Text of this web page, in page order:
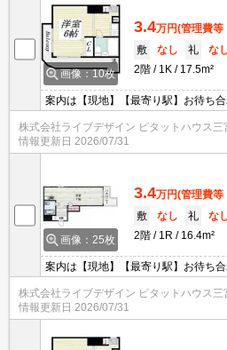
画像：10枚
3.4万円(管理費等
敷
なし 礼
な
2階
1K 17.5m²
案内は【現地】【最寄り駅】お待ち
株式会社ライブデザイン ピタットハウス三
情報更新日 2026/07/31
画像：25枚
3.4万円(管理費等
敷
なし 礼
な
2階
1R 16.4m²
案内は【現地】【最寄り駅】お待ち
株式会社ライブデザイン ピタットハウス三
情報更新日 2026/07/31